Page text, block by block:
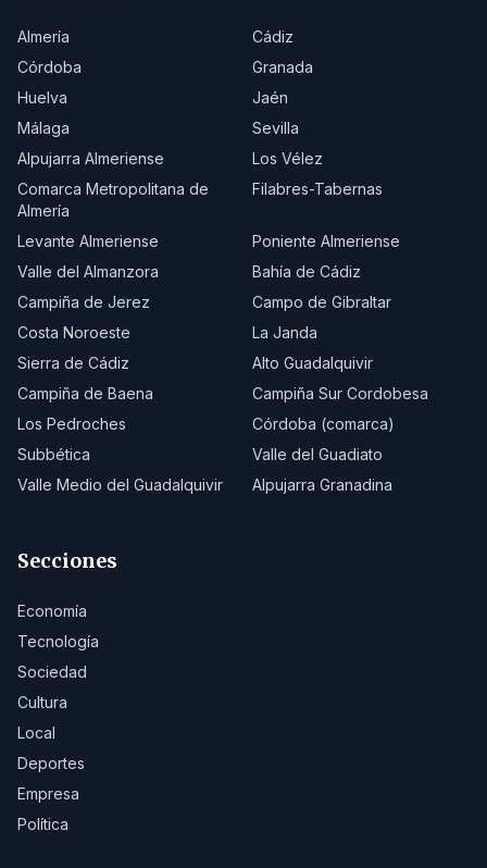
Almería
Cádiz
Córdoba
Granada
Huelva
Jaén
Málaga
Sevilla
Alpujarra Almeriense
Los Vélez
Comarca Metropolitana de
Almería
Filabres-Tabernas
Levante Almeriense
Poniente Almeriense
Valle del Almanzora
Bahía de Cádiz
Campiña de Jerez
Campo de Gibraltar
Costa Noroeste
La Janda
Sierra de Cádiz
Alto Guadalquivir
Campiña de Baena
Campiña Sur Cordobesa
Los Pedroches
Córdoba (comarca)
Subbética
Valle del Guadiato
Valle Medio del Guadalquivir
Alpujarra Granadina
Secciones
Economía
Tecnología
Sociedad
Cultura
Local
Deportes
Empresa
Política